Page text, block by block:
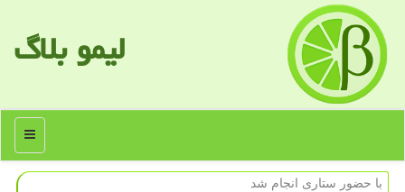
لیمو بلاگ
منو
با حضور ستاری انجام شد